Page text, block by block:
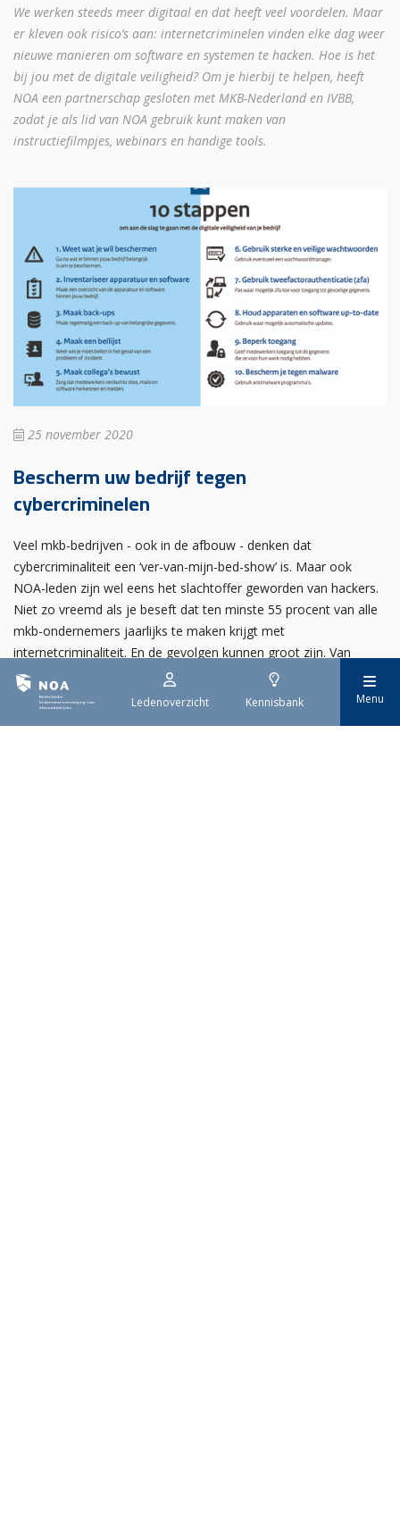
Ledenoverzicht Kennisbank Menu
We werken steeds meer digitaal en dat heeft veel voordelen. Maar
er kleven ook risico’s aan: internetcriminelen vinden elke dag weer
nieuwe manieren om software en systemen te hacken. Hoe is het
bij jou met de digitale veiligheid? Om je hierbij te helpen, heeft
NOA een partnerschap gesloten met MKB-Nederland en IVBB,
zodat je als lid van NOA gebruik kunt maken van
instructiefilmpjes, webinars en handige tools.
25 november 2020
Bescherm uw bedrijf tegen
cybercriminelen
Veel mkb-bedrijven - ook in de afbouw - denken dat
cybercriminaliteit een ‘ver-van-mijn-bed-show’ is. Maar ook
NOA-leden zijn wel eens het slachtoffer geworden van hackers.
Niet zo vreemd als je beseft dat ten minste 55 procent van alle
mkb-ondernemers jaarlijks te maken krijgt met
internetcriminaliteit. En de gevolgen kunnen groot zijn. Van
eenvoudige oplichting tot een ernstige hack met tienduizenden
euro’s aan schade.